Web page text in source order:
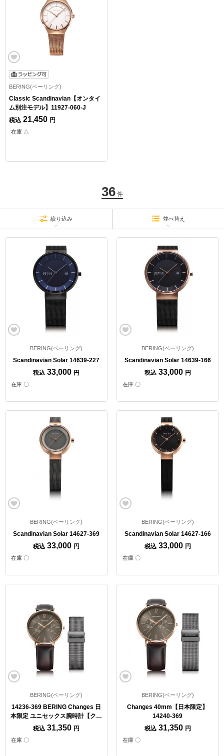
BERING(ベーリング)
Classic Scandinavian【オンタイ
ム別注モデル】11927-060-J
税込 21,450 円
在庫 △
36件
絞り込み 並べ替え
BERING(ベーリング)
Scandinavian Solar 14639-227
税込 33,000 円
在庫 〇
BERING(ベーリング)
Scandinavian Solar 14639-166
税込 33,000 円
在庫 〇
BERING(ベーリング)
Scandinavian Solar 14627-369
税込 33,000 円
在庫 〇
BERING(ベーリング)
Scandinavian Solar 14627-166
税込 33,000 円
在庫 〇
BERING(ベーリング)
14236-369 BERING Changes 日
本限定 ユニセックス腕時計【クォ
ーツ】
税込 31,350 円
在庫 〇
BERING(ベーリング)
Changes 40mm【日本限定】
14240-369
税込 31,350 円
在庫 〇